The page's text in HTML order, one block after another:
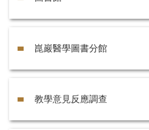
崑巖醫學圖書分館
教學意見反應調查